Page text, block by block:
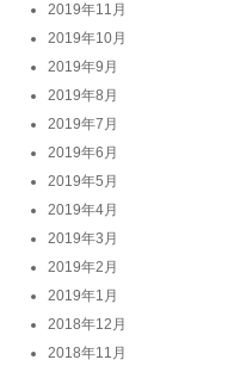
2019年11月
2019年10月
2019年9月
2019年8月
2019年7月
2019年6月
2019年5月
2019年4月
2019年3月
2019年2月
2019年1月
2018年12月
2018年11月